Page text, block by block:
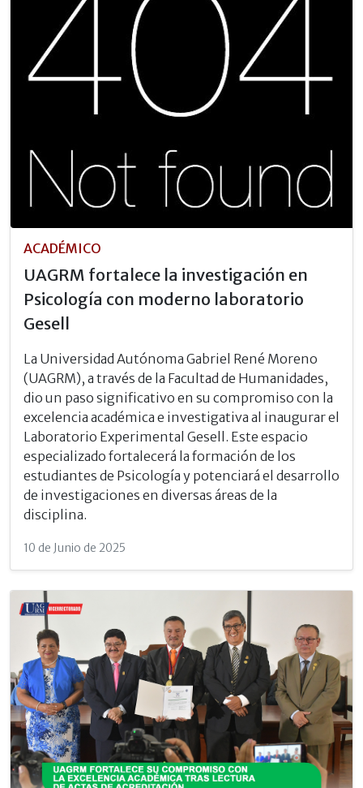
ACADÉMICO
UAGRM fortalece la investigación en
Psicología con moderno laboratorio
Gesell
La Universidad Autónoma Gabriel René Moreno
(UAGRM), a través de la Facultad de Humanidades,
dio un paso significativo en su compromiso con la
excelencia académica e investigativa al inaugurar el
Laboratorio Experimental Gesell. Este espacio
especializado fortalecerá la formación de los
estudiantes de Psicología y potenciará el desarrollo
de investigaciones en diversas áreas de la
disciplina.
10 de Junio de 2025